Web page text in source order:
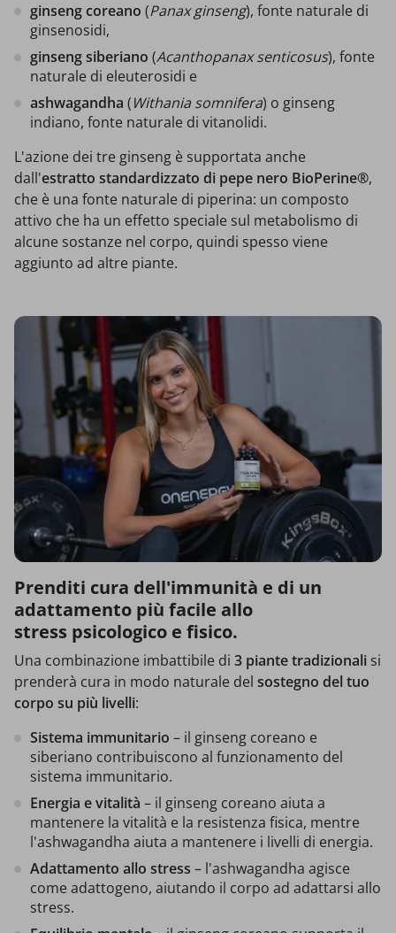
ginseng coreano (Panax ginseng), fonte naturale di
ginsenosidi,
ginseng siberiano (Acanthopanax senticosus), fonte
naturale di eleuterosidi e
ashwagandha (Withania somnifera) o ginseng
indiano, fonte naturale di vitanolidi.
L'azione dei tre ginseng è supportata anche
dall'estratto standardizzato di pepe nero BioPerine®,
che è una fonte naturale di piperina: un composto
attivo che ha un effetto speciale sul metabolismo di
alcune sostanze nel corpo, quindi spesso viene
aggiunto ad altre piante.
Prenditi cura dell'immunità e di un
adattamento più facile allo
stress psicologico e fisico.
Una combinazione imbattibile di 3 piante tradizionali si
prenderà cura in modo naturale del sostegno del tuo
corpo su più livelli:
Sistema immunitario – il ginseng coreano e
siberiano contribuiscono al funzionamento del
sistema immunitario.
Energia e vitalità – il ginseng coreano aiuta a
mantenere la vitalità e la resistenza fisica, mentre
l'ashwagandha aiuta a mantenere i livelli di energia.
Adattamento allo stress – l'ashwagandha agisce
come adattogeno, aiutando il corpo ad adattarsi allo
stress.